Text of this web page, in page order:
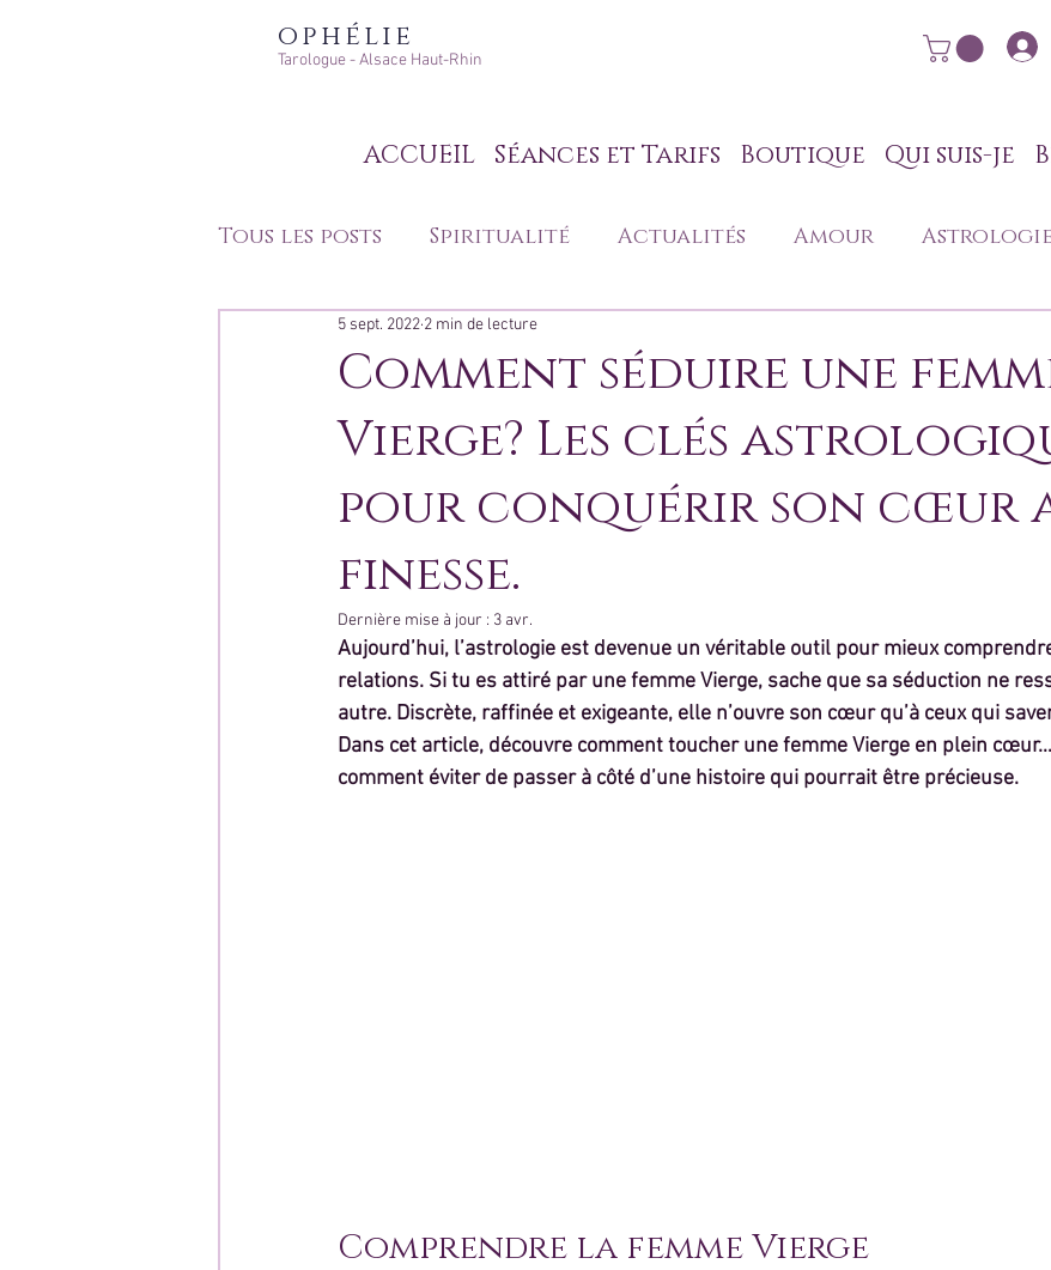
ophélie
Tarologue - Alsace Haut-Rhin
ACCUEIL Séances et Tarifs Boutique Qui suis-je
Tous les posts Spiritualité Actualités Amour
Développement personnel
Techniques de divination
Comment séduire une
Vierge? Les clés
pour conquérir son cœur
finesse.
5 sept. 2022 2 min de lecture
Dernière mise à jour : 3 avr.
Aujourd’hui, l’astrologie est devenue un véritable outil pour mieux
relations. Si tu es attiré par une femme Vierge, sache que sa séduction ne
autre. Discrète, raffinée et exigeante, elle n’ouvre son cœur qu’à ceux qui
Dans cet article, découvre comment toucher une femme Vierge en plein
comment éviter de passer à côté d’une histoire qui pourrait être précieuse.
Comprendre la femme Vierge